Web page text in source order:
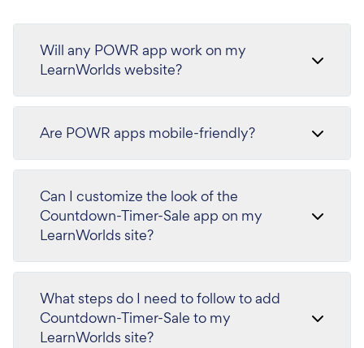
Will any POWR app work on my
LearnWorlds website?
Are POWR apps mobile-friendly?
Can I customize the look of the
Countdown-Timer-Sale app on my
LearnWorlds site?
What steps do I need to follow to add
Countdown-Timer-Sale to my
LearnWorlds site?